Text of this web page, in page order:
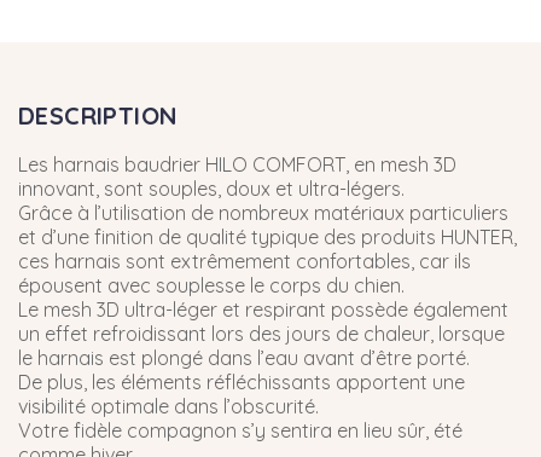
DESCRIPTION
Les harnais baudrier HILO COMFORT, en mesh 3D
innovant, sont souples, doux et ultra-légers.
Grâce à l’utilisation de nombreux matériaux particuliers
et d’une finition de qualité typique des produits HUNTER,
ces harnais sont extrêmement confortables, car ils
épousent avec souplesse le corps du chien.
Le mesh 3D ultra-léger et respirant possède également
un effet refroidissant lors des jours de chaleur, lorsque
le harnais est plongé dans l’eau avant d’être porté.
De plus, les éléments réfléchissants apportent une
visibilité optimale dans l’obscurité.
Votre fidèle compagnon s’y sentira en lieu sûr, été